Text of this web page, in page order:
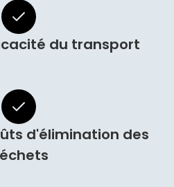
du transport
d'élimination des